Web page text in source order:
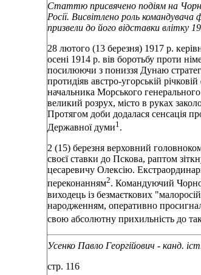
Статтю присвячено подіям на
Росії. Висвітлено роль
призвели до його відставки влітку
28 лютого (13 березня) 1917 р.
осені 1914 р. вів боротьбу проти
посилюючи з пониззя Дунаю
протидіяв австро-угорській
начальника Морського
великий розрух, місто в руках
Протягом доби додалася сенсація
Державної думи1.
2 (15) березня верховний
своєї ставки до Пскова, раптом
цесаревичу Олексію.
переконанням2. Командуючий
виходець із безмаєткових
народженням, оперативно
свою абсолютну прихильність до
Усенко Павло Георгійович - канд.
стр. 116